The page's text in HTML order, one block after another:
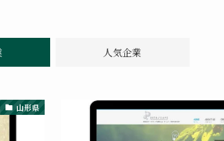
人気企業
山形県